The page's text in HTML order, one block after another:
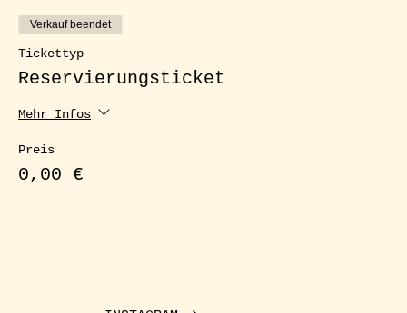
Verkauf beendet
Tickettyp
Reservierungsticket
Mehr Infos
Preis
0,00 €